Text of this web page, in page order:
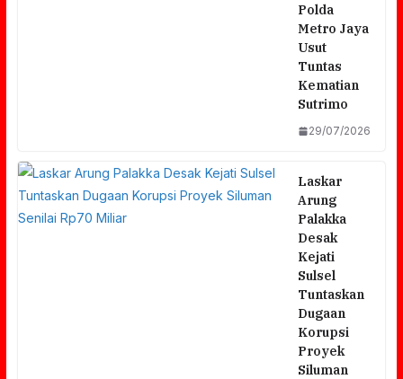
Polda
Metro Jaya
Usut
Tuntas
Kematian
Sutrimo
29/07/2026
Laskar
Arung
Palakka
Desak
Kejati
Sulsel
Tuntaskan
Dugaan
Korupsi
Proyek
Siluman